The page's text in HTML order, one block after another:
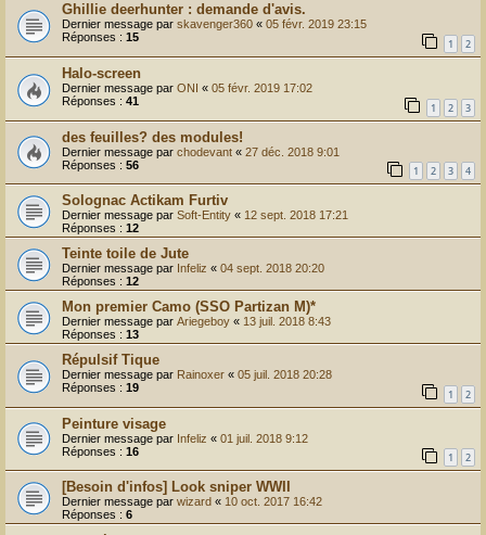
Ghillie deerhunter : demande d'avis.
Dernier message par skavenger360 « 05 févr. 2019 23:15
Réponses : 15 1 2
Halo-screen
Dernier message par ONI « 05 févr. 2019 17:02
Réponses : 41 1 2 3
des feuilles? des modules!
Dernier message par chodevant « 27 déc. 2018 9:01
Réponses : 56 1 2 3 4
Solognac Actikam Furtiv
Dernier message par Soft-Entity « 12 sept. 2018 17:21
Réponses : 12
Teinte toile de Jute
Dernier message par Infeliz « 04 sept. 2018 20:20
Réponses : 12
Mon premier Camo (SSO Partizan M)*
Dernier message par Ariegeboy « 13 juil. 2018 8:43
Réponses : 13
Répulsif Tique
Dernier message par Rainoxer « 05 juil. 2018 20:28
Réponses : 19 1 2
Peinture visage
Dernier message par Infeliz « 01 juil. 2018 9:12
Réponses : 16 1 2
[Besoin d'infos] Look sniper WWII
Dernier message par wizard « 10 oct. 2017 16:42
Réponses : 6